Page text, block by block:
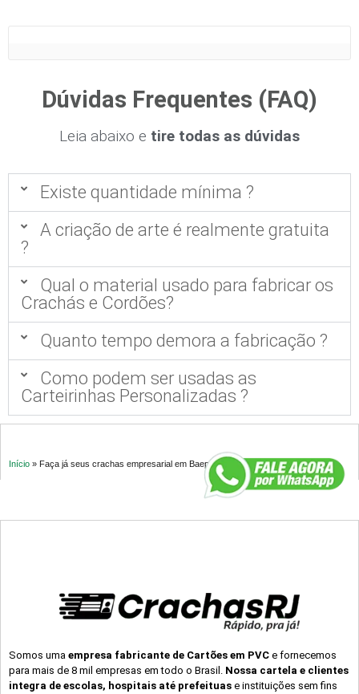
Dúvidas Frequentes (FAQ)
Leia abaixo e tire todas as dúvidas
Existe quantidade mínima ?
A criação de arte é realmente gratuita
?
Qual o material usado para fabricar os
Crachás e Cordões?
Quanto tempo demora a fabricação ?
Como podem ser usadas as
Carteirinhas Personalizadas ?
Início » Faça já seus crachas empresarial em Baependi MG
Somos uma empresa fabricante de Cartões em PVC e fornecemos
para mais de 8 mil empresas em todo o Brasil. Nossa cartela e clientes
integra de escolas, hospitais até prefeituas e instituições sem fins